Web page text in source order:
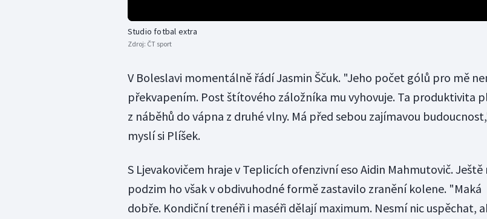
Studio fotbal extra
Zdroj: ČT sport
V Boleslavi momentálně řádí Jasmin Ščuk. "Jeho počet gólů pro mě
překvapením. Post štítového záložníka mu vyhovuje. Ta produktivita
z náběhů do vápna z druhé vlny. Má před sebou zajímavou
myslí si Plíšek.
S Ljevakovičem hraje v Teplicích ofenzivní eso Aidin Mahmutovič. Ještě
podzim ho však v obdivuhodné formě zastavilo zranění kolene. "Maká
dobře. Kondiční trenéři i maséři dělají maximum. Nesmí nic uspěchat,